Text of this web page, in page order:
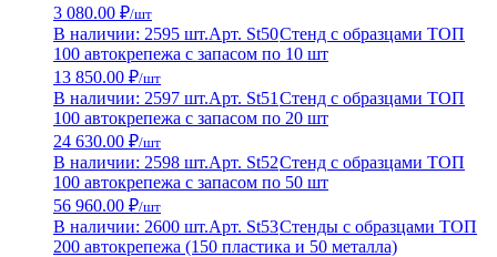
3 080.00 ₽/шт
В наличии: 2595 шт.Арт. St50Стенд с образцами ТОП
100 автокрепежа с запасом по 10 шт
13 850.00 ₽/шт
В наличии: 2597 шт.Арт. St51 Стенд с образцами ТОП
100 автокрепежа с запасом по 20 шт
24 630.00 ₽/шт
В наличии: 2598 шт.Арт. St52Стенд с образцами ТОП
100 автокрепежа с запасом по 50 шт
56 960.00 ₽/шт
В наличии: 2600 шт.Арт. St53Стенды с образцами ТОП
200 автокрепежа (150 пластика и 50 металла)